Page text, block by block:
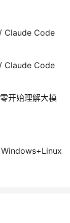
Claude Code
Claude Code
开始理解大模